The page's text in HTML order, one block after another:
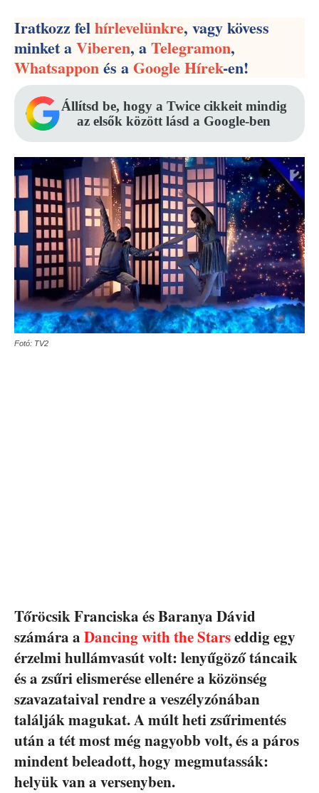
Iratkozz felhírlevelünkre, vagy kövess
minket aViberen, aTelegramon,
Whatsapponés aGoogle Hírek-en!
Állítsd be, hogy a Twice cikkeit mindig
az elsők között lásd a Google-ben
Fotó: TV2
Tőröcsik Franciska és Baranya Dávid
számára a Dancing with the Starseddig egy
érzelmi hullámvasút volt: lenyűgöző táncaik
és a zsűri elismerése ellenére a közönség
szavazataival rendre a veszélyzónában
találják magukat. A múlt heti zsűrimentés
után a tét most még nagyobb volt, és a páros
mindent beleadott, hogy megmutassák:
helyük van a versenyben.